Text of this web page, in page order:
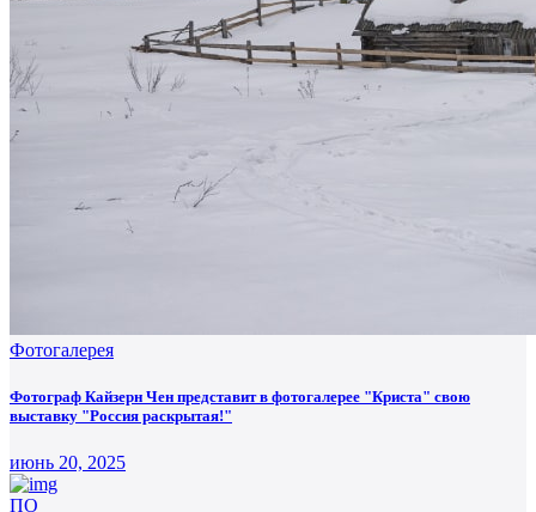
Фотогалерея
Фотограф Кайзерн Чен представит в фотогалерее "Криста" свою
выставку "Россия раскрытая!"
июнь 20, 2025
ПО